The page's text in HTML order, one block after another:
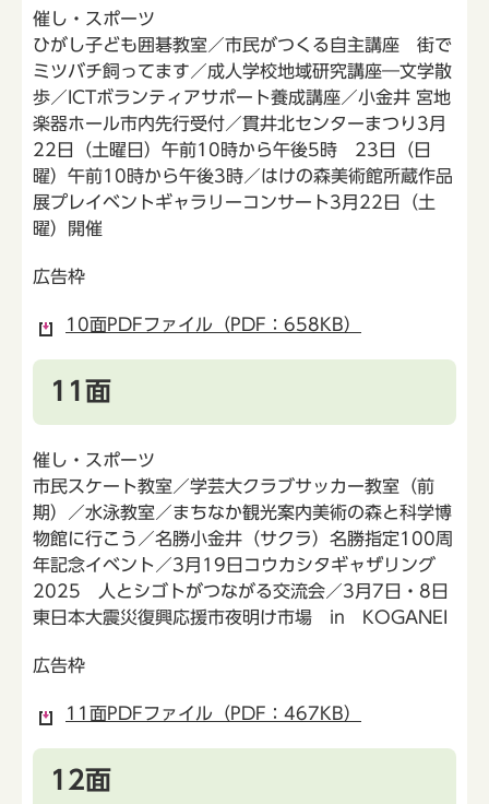
催し・スポーツ
ひがし子ども囲碁教室／市民がつくる自主講座 街で
ミツバチ飼ってます／成人学校地域研究講座―文学散
歩／ICTボランティアサポート養成講座／小金井 宮地
楽器ホール市内先行受付／貫井北センターまつり3月
22日（土曜日）午前10時から午後5時 23日（日
曜）午前10時から午後3時／はけの森美術館所蔵作品
展プレイベントギャラリーコンサート3月22日（土
曜）開催
広告枠
10面PDFファイル（PDF：658KB）
11面
催し・スポーツ
市民スケート教室／学芸大クラブサッカー教室（前
期）／水泳教室／まちなか観光案内美術の森と科学博
物館に行こう／名勝小金井（サクラ）名勝指定100周
年記念イベント／3月19日コウカシタギャザリング
2025 人とシゴトがつながる交流会／3月7日・8日
東日本大震災復興応援市夜明け市場 in KOGANEI
広告枠
11面PDFファイル（PDF：467KB）
12面